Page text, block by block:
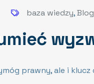
baza wiedzy,
prawny, ale i